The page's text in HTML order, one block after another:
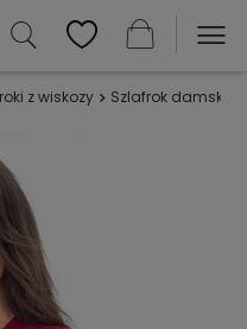
z wiskozy Szlafrok damski